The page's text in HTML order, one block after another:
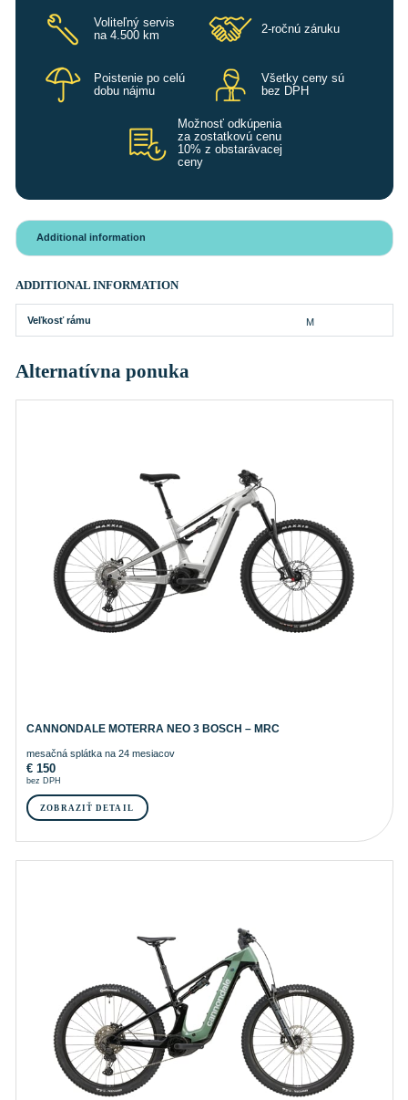
Voliteľný servis
na 4.500 km
2-ročnú záruku
Poistenie po celú
dobu nájmu
Všetky ceny sú
bez DPH
Možnosť odkúpenia
za zostatkovú cenu
10% z obstarávacej
ceny
Additional information
ADDITIONAL INFORMATION
Veľkosť rámu M
Alternatívna ponuka
CANNONDALE MOTERRA NEO 3 BOSCH – MRC
mesačná splátka na 24 mesiacov
€150
bez DPH
ZOBRAZIŤ DETAIL